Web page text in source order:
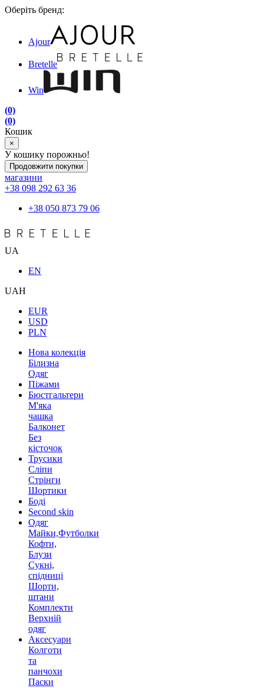
Оберіть бренд:
Ajour
Bretelle
Win
(0)
(0)
Кошик
×
У кошику порожньо!
Продовжити покупки
магазини
+38 098 292 63 36
+38 050 873 79 06
UA
EN
UAH
EUR
USD
PLN
Нова колекція
Білизна
Одяг
Піжами
Бюстгальтери
М'яка
чашка
Балконет
Без
кісточок
Трусики
Сліпи
Стрінги
Шортики
Боді
Second skin
Одяг
Майки,Футболки
Кофти,
Блузи
Сукні,
спідниці
Шорти,
штани
Комплекти
Верхній
одяг
Аксесуари
Колготи
та
панчохи
Паски